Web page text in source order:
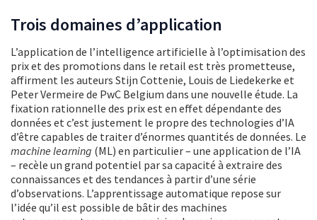
Trois domaines d’application
L’application de l’intelligence artificielle à l’optimisation des
prix et des promotions dans le retail est très prometteuse,
affirment les auteurs Stijn Cottenie, Louis de Liedekerke et
Peter Vermeire de PwC Belgium dans une nouvelle étude. La
fixation rationnelle des prix est en effet dépendante des
données et c’est justement le propre des technologies d’IA
d’être capables de traiter d’énormes quantités de données. Le
machine learning (ML) en particulier – une application de l’IA
– recèle un grand potentiel par sa capacité à extraire des
connaissances et des tendances à partir d’une série
d’observations. L’apprentissage automatique repose sur
l’idée qu’il est possible de bâtir des machines